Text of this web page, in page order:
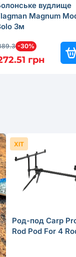
вудлище
Magnum
3м
-30%
грн
Род-под Carp
Rod Pod For 4
ХІТ